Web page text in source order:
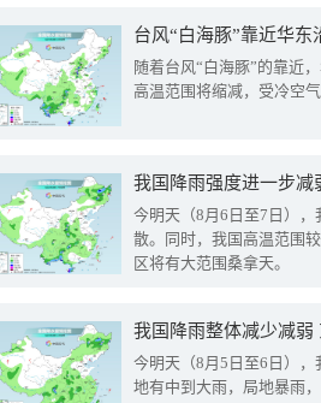
台风“白海豚”靠近华
随着台风“白海豚”的靠近
高温范围将缩减，受冷空
今明天（8月6日至7日）
散。同时，我国高温范围
区将有大范围桑拿天。
我国降雨整体减少减弱
今明天（8月5日至6日）
地有中到大雨，局地暴雨